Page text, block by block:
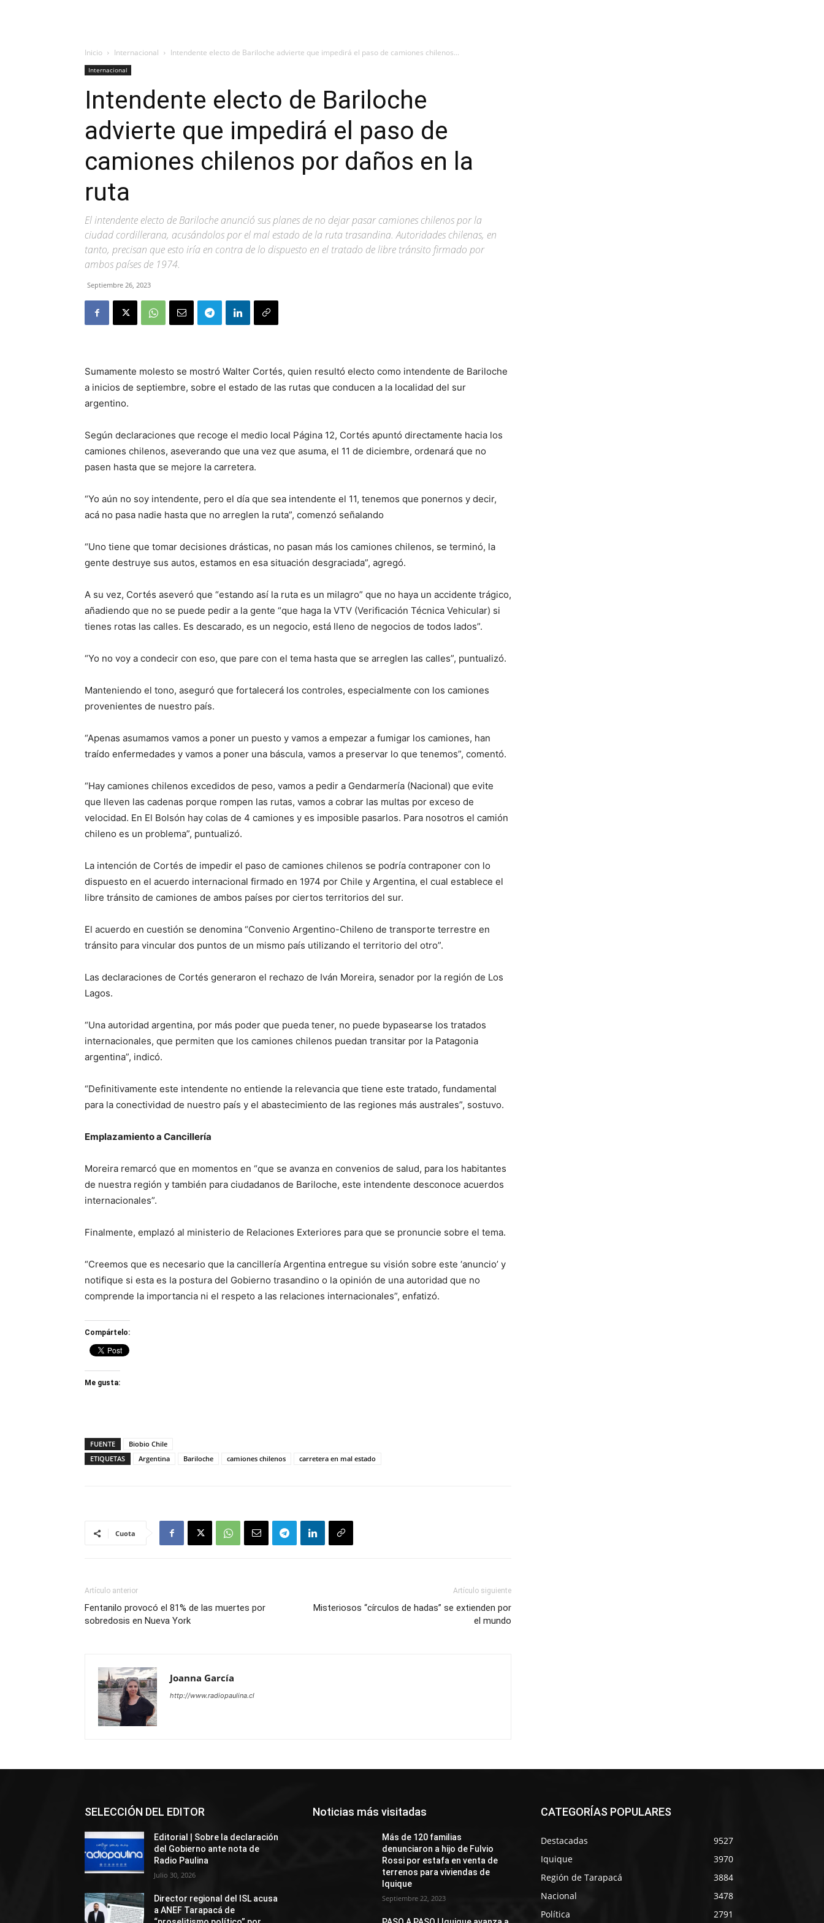
Inicio Internacional Intendente electo de Bariloche advierte que impedirá el paso de camiones chilenos...
Internacional
Intendente electo de Bariloche
advierte que impedirá el paso de
camiones chilenos por daños en la
ruta
El intendente electo de Bariloche anunció sus planes de no dejar pasar camiones chilenos por la
ciudad cordillerana, acusándolos por el mal estado de la ruta trasandina. Autoridades chilenas, en
tanto, precisan que esto iría en contra de lo dispuesto en el tratado de libre tránsito firmado por
ambos países de 1974.
Septiembre 26, 2023
Sumamente molesto se mostró Walter Cortés, quien resultó electo como intendente de Bariloche
a inicios de septiembre, sobre el estado de las rutas que conducen a la localidad del sur
argentino.
Según declaraciones que recoge el medio local Página 12, Cortés apuntó directamente hacia los
camiones chilenos, aseverando que una vez que asuma, el 11 de diciembre, ordenará que no
pasen hasta que se mejore la carretera.
“Yo aún no soy intendente, pero el día que sea intendente el 11, tenemos que ponernos y decir,
acá no pasa nadie hasta que no arreglen la ruta”, comenzó señalando
“Uno tiene que tomar decisiones drásticas, no pasan más los camiones chilenos, se terminó, la
gente destruye sus autos, estamos en esa situación desgraciada”, agregó.
A su vez, Cortés aseveró que “estando así la ruta es un milagro” que no haya un accidente trágico,
añadiendo que no se puede pedir a la gente “que haga la VTV (Verificación Técnica Vehicular) si
tienes rotas las calles. Es descarado, es un negocio, está lleno de negocios de todos lados”.
“Yo no voy a condecir con eso, que pare con el tema hasta que se arreglen las calles”, puntualizó.
Manteniendo el tono, aseguró que fortalecerá los controles, especialmente con los camiones
provenientes de nuestro país.
“Apenas asumamos vamos a poner un puesto y vamos a empezar a fumigar los camiones, han
traído enfermedades y vamos a poner una báscula, vamos a preservar lo que tenemos”, comentó.
“Hay camiones chilenos excedidos de peso, vamos a pedir a Gendarmería (Nacional) que evite
que lleven las cadenas porque rompen las rutas, vamos a cobrar las multas por exceso de
velocidad. En El Bolsón hay colas de 4 camiones y es imposible pasarlos. Para nosotros el camión
chileno es un problema”, puntualizó.
La intención de Cortés de impedir el paso de camiones chilenos se podría contraponer con lo
dispuesto en el acuerdo internacional firmado en 1974 por Chile y Argentina, el cual establece el
libre tránsito de camiones de ambos países por ciertos territorios del sur.
El acuerdo en cuestión se denomina “Convenio Argentino-Chileno de transporte terrestre en
tránsito para vincular dos puntos de un mismo país utilizando el territorio del otro”.
Las declaraciones de Cortés generaron el rechazo de Iván Moreira, senador por la región de Los
Lagos.
“Una autoridad argentina, por más poder que pueda tener, no puede bypasearse los tratados
internacionales, que permiten que los camiones chilenos puedan transitar por la Patagonia
argentina”, indicó.
“Definitivamente este intendente no entiende la relevancia que tiene este tratado, fundamental
para la conectividad de nuestro país y el abastecimiento de las regiones más australes”, sostuvo.
Emplazamiento a Cancillería
Moreira remarcó que en momentos en “que se avanza en convenios de salud, para los habitantes
de nuestra región y también para ciudadanos de Bariloche, este intendente desconoce acuerdos
internacionales”.
Finalmente, emplazó al ministerio de Relaciones Exteriores para que se pronuncie sobre el tema.
“Creemos que es necesario que la cancillería Argentina entregue su visión sobre este ‘anuncio’ y
notifique si esta es la postura del Gobierno trasandino o la opinión de una autoridad que no
comprende la importancia ni el respeto a las relaciones internacionales”, enfatizó.
Compártelo:
Me gusta:
FUENTE
Biobio Chile
ETIQUETAS
Argentina Bariloche camiones chilenos carretera en mal estado
Cuota
Artículo anterior
Fentanilo provocó el 81% de las muertes por
sobredosis en Nueva York
Artículo siguiente
Misteriosos “círculos de hadas” se extienden por
el mundo
Joanna García
http://www.radiopaulina.cl
SELECCIÓN DEL EDITOR
Editorial | Sobre la declaración
del Gobierno ante nota de
Radio Paulina
Julio 30, 2026
Director regional del ISL acusa
a ANEF Tarapacá de
Noticias más visitadas
Más de 120 familias
denunciaron a hijo de Fulvio
Rossi por estafa en venta de
terrenos para viviendas de
Iquique
Septiembre 22, 2023
CATEGORÍAS POPULARES
Destacadas
9527
Iquique
3970
Región de Tarapacá
3884
Nacional
3478
Política
2791